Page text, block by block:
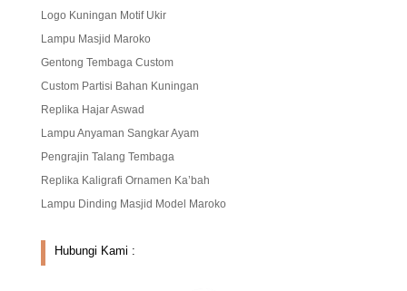
Logo Kuningan Motif Ukir
Lampu Masjid Maroko
Gentong Tembaga Custom
Custom Partisi Bahan Kuningan
Replika Hajar Aswad
Lampu Anyaman Sangkar Ayam
Pengrajin Talang Tembaga
Replika Kaligrafi Ornamen Ka’bah
Lampu Dinding Masjid Model Maroko
Hubungi Kami :